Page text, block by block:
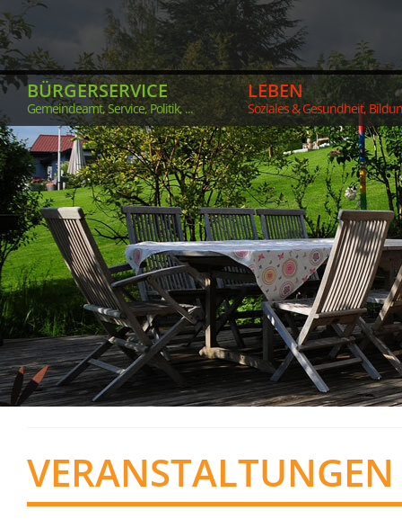
BÜRGERSERVICE
Gemeindeamt, Service, Politik, ...
LEBEN
Soziales & Gesundheit,
VERANSTALTUNGEN